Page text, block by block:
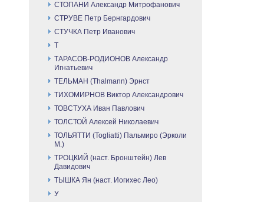
СТОПАНИ Александр Митрофанович
СТРУВЕ Петр Бернгардович
СТУЧКА Петр Иванович
Т
ТАРАСОВ-РОДИОНОВ Александр
Игнатьевич
ТЕЛЬМАН (Thalmann) Эрнст
ТИХОМИРНОВ Виктор Александрович
ТОВСТУХА Иван Павлович
ТОЛСТОЙ Алексей Николаевич
ТОЛЬЯТТИ (Togliatti) Пальмиро (Эрколи
М.)
ТРОЦКИЙ (наст. Бронштейн) Лев
Давидович
ТЫШКА Ян (наст. Иогихес Лео)
У